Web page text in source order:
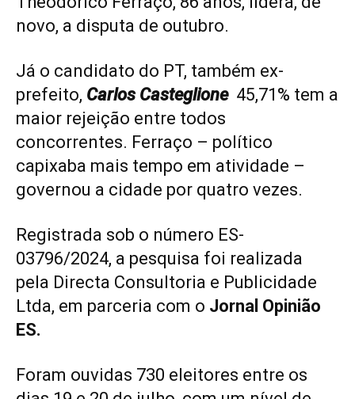
novo, a disputa de outubro.
Já o candidato do PT, também ex-
prefeito, Carlos Casteglione45,71% tem a
maior rejeição entre todos
concorrentes. Ferraço – político
capixaba mais tempo em atividade –
governou a cidade por quatro vezes.
Registrada sob o número ES-
03796/2024, a pesquisa foi realizada
pela Directa Consultoria e Publicidade
Ltda, em parceria com o Jornal Opinião
ES.
Foram ouvidas 730 eleitores entre os